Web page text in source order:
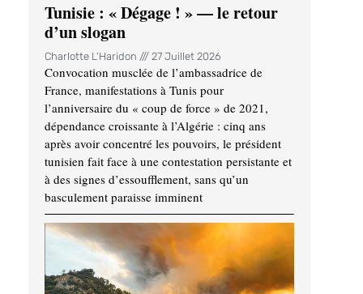
Tunisie : « Dégage ! » — le retour
d’un slogan
Charlotte L'Haridon 27 Juillet 2026
Convocation musclée de l’ambassadrice de
France, manifestations à Tunis pour
l’anniversaire du « coup de force » de 2021,
dépendance croissante à l’Algérie : cinq ans
après avoir concentré les pouvoirs, le président
tunisien fait face à une contestation persistante et
à des signes d’essoufflement, sans qu’un
basculement paraisse imminent